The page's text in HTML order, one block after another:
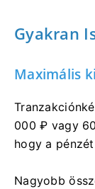
Gyakran
Maximális
000 ₽ vagy
hogy a
Nagyobb